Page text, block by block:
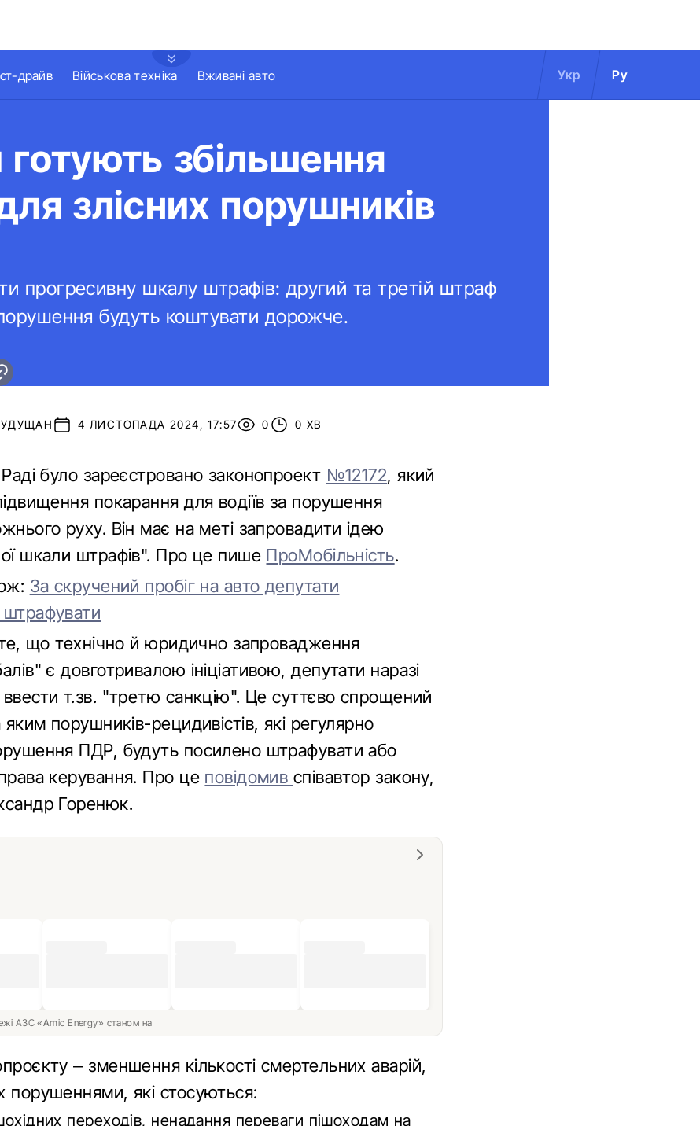
драйв Військова техніка Вживані авто Укр Ру
збільшення
злісних порушників
прогресивну шкалу штрафів: другий та третій штраф
будуть коштувати дорожче.
4 ЛИСТОПАДА 2024, 17:57 0 0 ХВ
було зареєстровано законопроект №12172, який
покарання для водіїв за порушення
руху. Він має на меті запровадити ідею
шкали штрафів". Про це пише ПроМобільність.
За скручений пробіг на авто депутати
що технічно й юридично запровадження
є довготривалою ініціативою, депутати наразі
т.зв. "третю санкцію". Це суттєво спрощений
порушників-рецидивістів, які регулярно
ПДР, будуть посилено штрафувати або
керування. Про це повідомив співавтор закону,
Горенюк.
АЗС «Amic Energy» станом на
– зменшення кількості смертельних аварій,
порушеннями, які стосуються:
переходів, ненадання переваги пішоходам на